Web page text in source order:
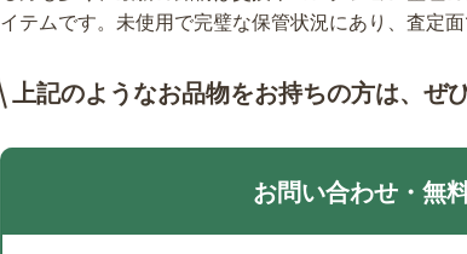
イテムです。未使用で完璧な保管状況にあり、査定
上記のようなお品物をお持ちの方は、 ぜ
お問い合わせ・無